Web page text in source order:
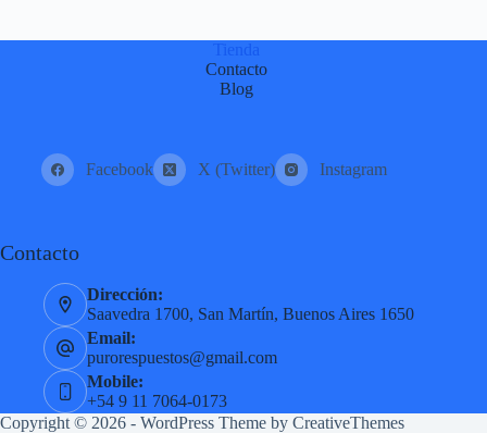
Tienda
Contacto
Blog
Facebook X (Twitter) Instagram
Contacto
Dirección:
Saavedra 1700, San Martín, Buenos Aires 1650
Email:
purorespuestos@gmail.com
Mobile:
+54 9 11 7064-0173
Copyright © 2026 - WordPress Theme by CreativeThemes